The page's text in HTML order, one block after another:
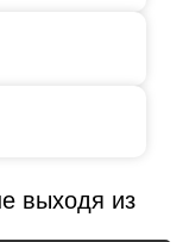
выходя из